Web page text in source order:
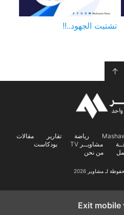
تشتيت الجهود..!!
↑
رياضة تقارير
مقالات
مشاويــر TV
بودكاست
من نحن
لـ مشاوير 2026
Exit mobile